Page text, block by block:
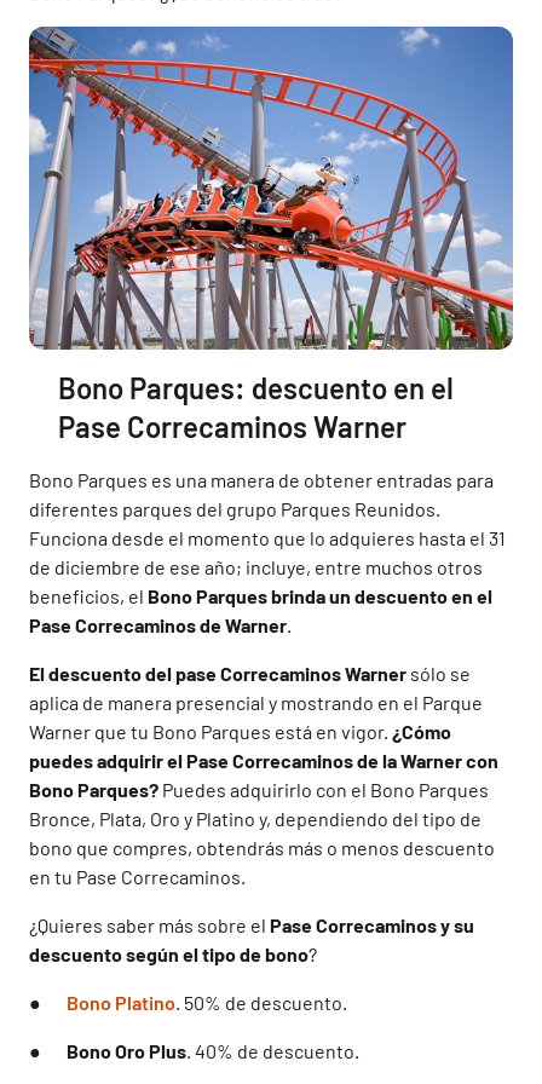
Bono Parques: descuento en el
Pase Correcaminos Warner
Bono Parques es una manera de obtener entradas para
diferentes parques del grupo Parques Reunidos.
Funciona desde el momento que lo adquieres hasta el 31
de diciembre de ese año; incluye, entre muchos otros
beneficios, el Bono Parques brinda un descuento en el
Pase Correcaminos de Warner
El descuento del pase Correcaminos Warner sólo se
aplica de manera presencial y mostrando en el Parque
Warner que tu Bono Parques está en vigor. ¿Cómo
puedes adquirir el Pase Correcaminos de la Warner con
Bono Parques? Puedes adquirirlo con el Bono Parques
Bronce, Plata, Oro y Platino y, dependiendo del tipo de
bono que compres, obtendrás más o menos descuento
en tu Pase Correcaminos.
¿Quieres saber más sobre el Pase Correcaminos y su
descuento según el tipo de bono?
● Bono Platino . 50% de descuento.
● Bono Oro Plus . 40% de descuento.